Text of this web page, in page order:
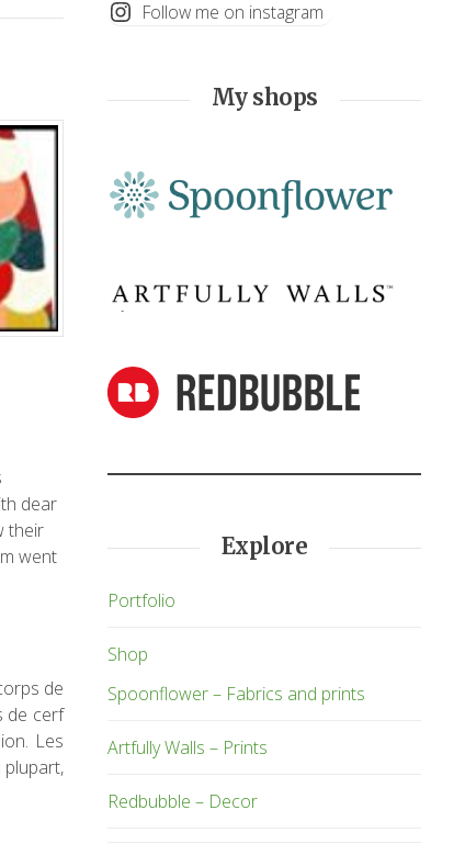
dear
their
went
de
de cerf
Les
plupart,
Follow me on instagram
My shops
Explore
Portfolio
Shop
Spoonflower – Fabrics and prints
Artfully Walls – Prints
Redbubble – Decor